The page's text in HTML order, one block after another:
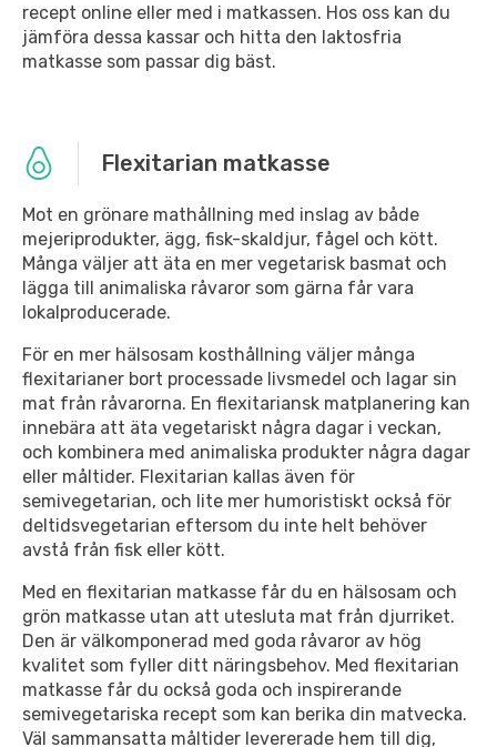
recept online eller med i matkassen. Hos oss kan du
jämföra dessa kassar och hitta den laktosfria
matkasse som passar dig bäst.
Flexitarian matkasse
Mot en grönare mathållning med inslag av både
mejeriprodukter, ägg, fisk-skaldjur, fågel och kött.
Många väljer att äta en mer vegetarisk basmat och
lägga till animaliska råvaror som gärna får vara
lokalproducerade.
För en mer hälsosam kosthållning väljer många
flexitarianer bort processade livsmedel och lagar sin
mat från råvarorna. En flexitariansk matplanering kan
innebära att äta vegetariskt några dagar i veckan,
och kombinera med animaliska produkter några dagar
eller måltider. Flexitarian kallas även för
semivegetarian, och lite mer humoristiskt också för
deltidsvegetarian eftersom du inte helt behöver
avstå från fisk eller kött.
Med en flexitarian matkasse får du en hälsosam och
grön matkasse utan att utesluta mat från djurriket.
Den är välkomponerad med goda råvaror av hög
kvalitet som fyller ditt näringsbehov. Med flexitarian
matkasse får du också goda och inspirerande
semivegetariska recept som kan berika din matvecka.
Väl sammansatta måltider levererade hem till dig,